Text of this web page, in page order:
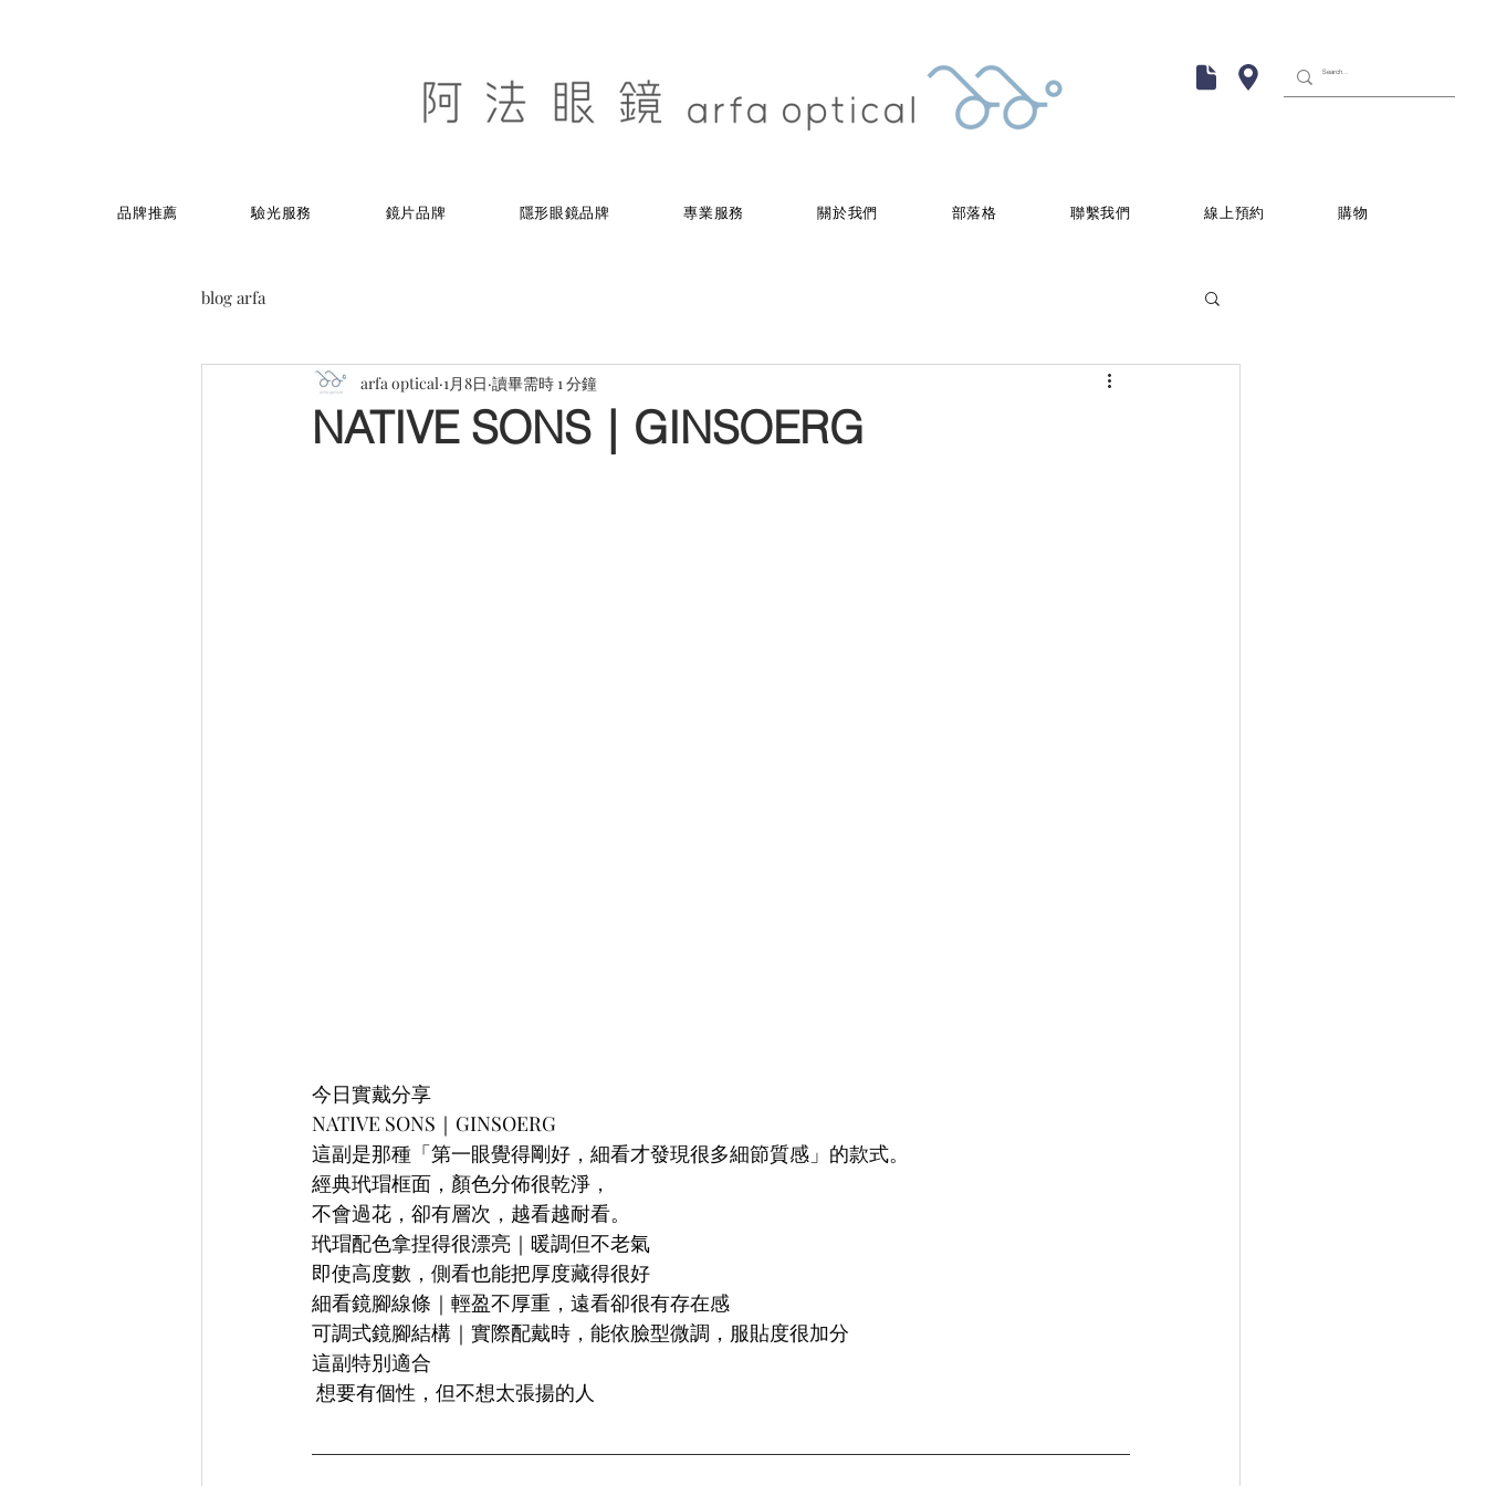
品牌推薦 驗光服務 鏡片品牌 隱形眼鏡品牌 專業服務 關於我們 部落格 聯繫我們 線上預約 購物
blog arfa
NATIVE SONS｜GINSOERG
arfa optical 1月8日 讀畢需時 1 分鐘
今日實戴分享
NATIVE SONS｜GINSOERG
這副是那種「第一眼覺得剛好，細看才發現很多細節質感」的款式。
經典玳瑁框面，顏色分佈很乾淨，
不會過花，卻有層次，越看越耐看。
玳瑁配色拿捏得很漂亮｜暖調但不老氣
即使高度數，側看也能把厚度藏得很好
細看鏡腳線條｜輕盈不厚重，遠看卻很有存在感
可調式鏡腳結構｜實際配戴時，能依臉型微調，服貼度很加分
這副特別適合
想要有個性，但不想太張揚的人